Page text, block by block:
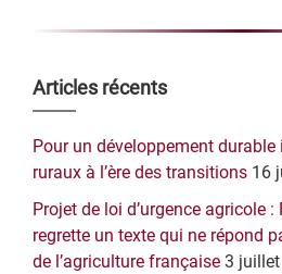
Barre
latérale
principale
Articles récents
Pour un développement
ruraux à l’ère des transitions 16
Projet de loi d’urgence agricole
regrette un texte qui ne répond
de l’agriculture française 3